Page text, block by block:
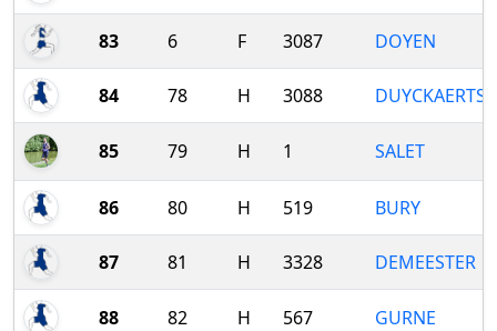
83 6 F 3087 DOYEN
84 78 H 3088 DUYCKAERTS
85 79 H 1 SALET
86 80 H 519 BURY
87 81 H 3328 DEMEESTER
88 82 H 567 GURNE